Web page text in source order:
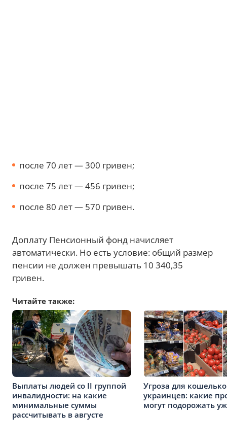
после 70 лет — 300 гривен;
после 75 лет — 456 гривен;
после 80 лет — 570 гривен.
Доплату Пенсионный фонд начисляет
автоматически. Но есть условие: общий размер
пенсии не должен превышать 10 340,35
гривен.
Читайте также:
Выплаты людей со II группой
инвалидности: на какие
минимальные суммы
рассчитывать в августе
Угроза для
украинцев: какие
могут подорожать